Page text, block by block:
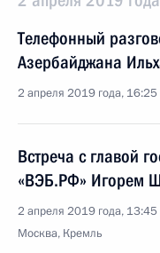
Телефонный
Азербайджана
2 апреля 2019 года, 16:25
Встреча с главой
«ВЭБ.РФ» Игорем
2 апреля 2019 года, 13:45
Москва, Кремль